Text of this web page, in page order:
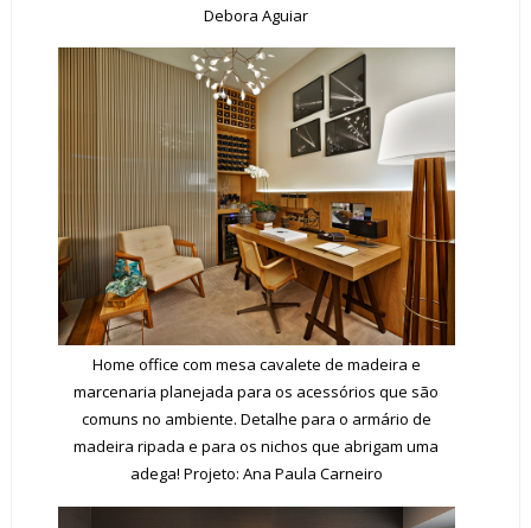
Debora Aguiar
Home office com mesa cavalete de madeira e
marcenaria planejada para os acessórios que são
comuns no ambiente. Detalhe para o armário de
madeira ripada e para os nichos que abrigam uma
adega! Projeto: Ana Paula Carneiro